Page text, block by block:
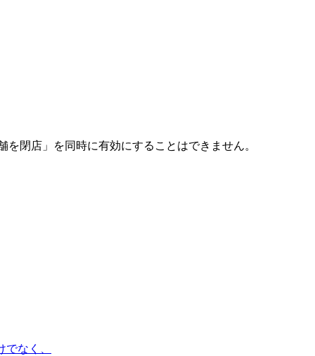
閉店」を同時に有効にすることはできません。
なく、